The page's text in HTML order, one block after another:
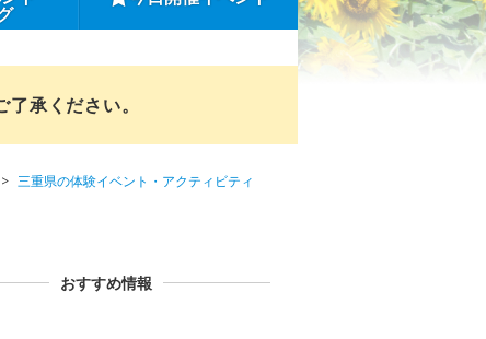
承ください。
三重県の体験イベント・アクティビティ
おすすめ情報